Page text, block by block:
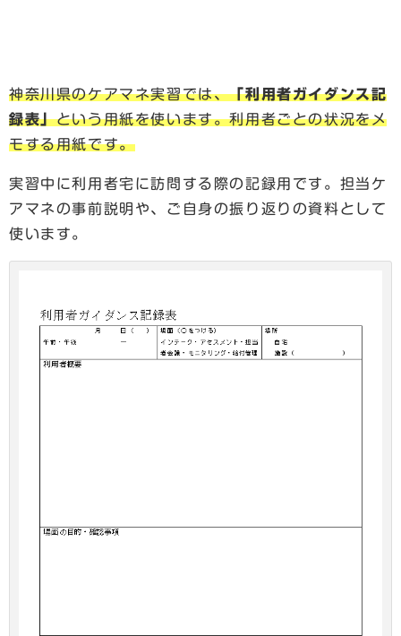
神奈川県のケアマネ実習では、「利用者ガイダンス記
録表」という用紙を使います。利用者ごとの状況をメ
モする用紙です。
実習中に利用者宅に訪問する際の記録用です。担当ケ
アマネの事前説明や、ご自身の振り返りの資料として
使います。